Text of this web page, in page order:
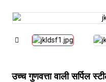
उच्च गुणवत्ता वाली सर्पिल